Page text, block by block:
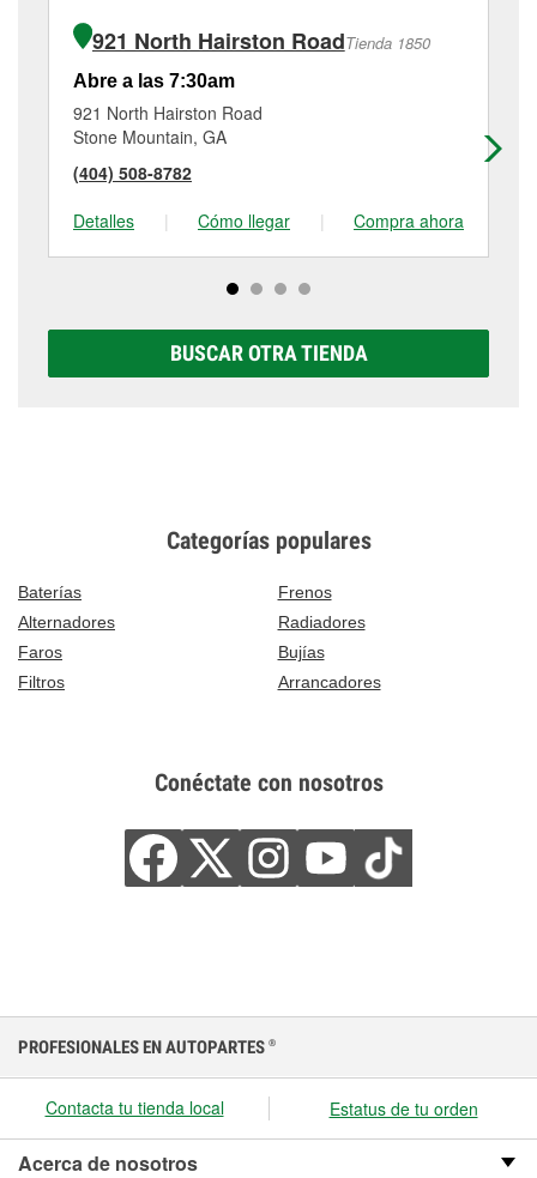
921 North Hairston RoadTienda 1850
Abre a las 7:30am
921 North Hairston Road
Stone Mountain, GA
(404) 508-8782
Detalles
| Cómo llegar | Compra ahora
BUSCAR OTRA TIENDA
Categorías populares
Baterías
Frenos
Alternadores
Radiadores
Faros
Bujías
Filtros
Arrancadores
Conéctate con nosotros
PROFESIONALES EN AUTOPARTES ®
Contacta tu tienda local Estatus de tu orden
Acerca de nosotros